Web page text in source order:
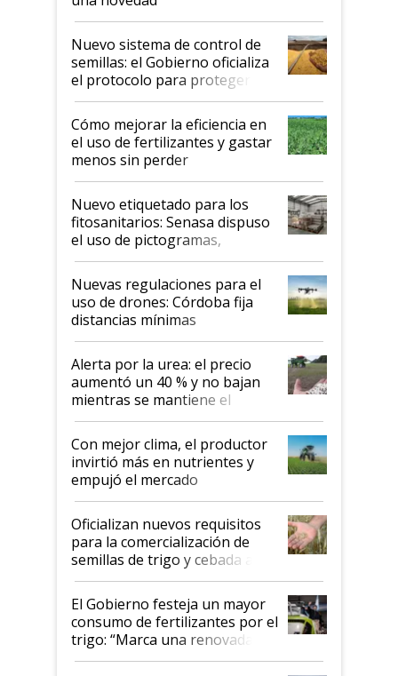
Nuevo sistema de control de
semillas: el Gobierno oficializa
el protocolo para proteger la
propiedad intelectual
Cómo mejorar la eficiencia en
el uso de fertilizantes y gastar
menos sin perder
productividad en la campaña
fina
Nuevo etiquetado para los
fitosanitarios: Senasa dispuso
el uso de pictogramas,
palabras de advertencia e
indicaciones
Nuevas regulaciones para el
uso de drones: Córdoba fija
distancias mínimas
Alerta por la urea: el precio
aumentó un 40 % y no bajan
mientras se mantiene el
conflicto en Medio Oriente
Con mejor clima, el productor
invirtió más en nutrientes y
empujó el mercado
Oficializan nuevos requisitos
para la comercialización de
semillas de trigo y cebada a
granel
El Gobierno festeja un mayor
consumo de fertilizantes por el
trigo: “Marca una renovada
confianza de los productores”